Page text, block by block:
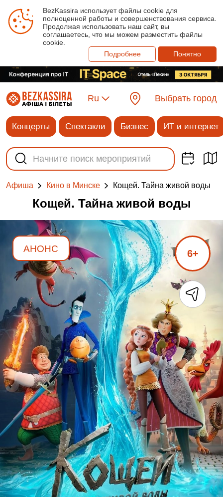
BezKassira использует файлы cookie для
полноценной работы и совершенствования сервиса.
Продолжая использовать наш сайт, вы
соглашаетесь, что мы можем разместить файлы
cookie.
Подробнее
Понятно
Ru Выбрать город
Концерты Спектакли Бизнес ИТ и интернет
Афиша Кино в Минске Кощей. Тайна живой воды
Кощей. Тайна живой воды
АНОНС 6+